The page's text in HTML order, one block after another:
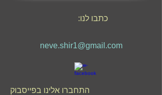
כתבו לנו:
neve.shir1@gmail.com
התחברו אלינו בפייסבוק